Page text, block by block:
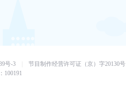
号-3
节目制作经营许可证（京）字20130号
100191